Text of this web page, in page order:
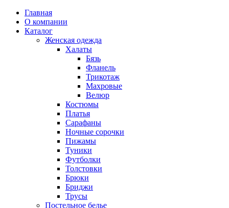
Главная
О компании
Каталог
Женская одежда
Халаты
Бязь
Фланель
Трикотаж
Махровые
Велюр
Костюмы
Платья
Сарафаны
Ночные сорочки
Пижамы
Туники
Футболки
Толстовки
Брюки
Бриджи
Трусы
Постельное белье